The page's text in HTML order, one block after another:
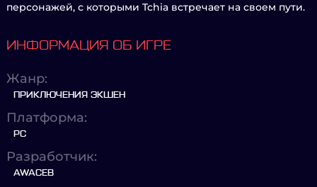
персонажей, с которыми Tchia встречает на своем пути.
ИНФОРМАЦИЯ ОБ ИГРЕ
Жанр:
ПРИКЛЮЧЕНИЯ ЭКШЕН
Платформа:
PC
Разработчик:
AWACEB